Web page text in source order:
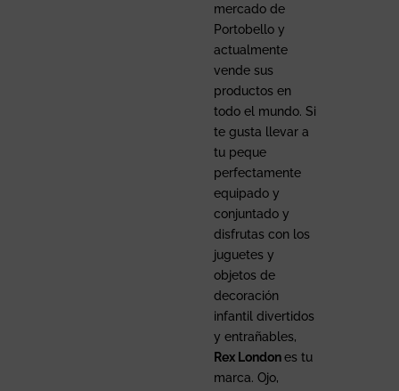
mercado de
Portobello y
actualmente
vende sus
productos en
todo el mundo. Si
te gusta llevar a
tu peque
perfectamente
equipado y
conjuntado y
disfrutas con los
juguetes y
objetos de
decoración
infantil divertidos
y entrañables,
Rex Londones tu
marca. Ojo,